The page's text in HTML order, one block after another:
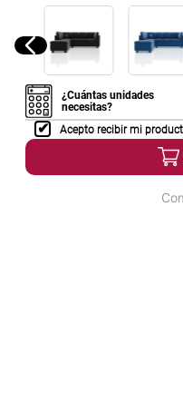
¿Cuántas unidades
necesitas?
Acepto recibir mi